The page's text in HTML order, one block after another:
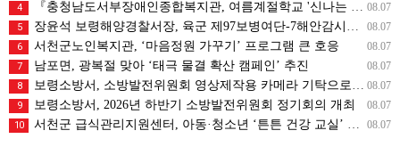
08.07
4 『충청남도서부장애인종합복지관, 여름계절학교 '신나는 여름탐험대' 성료』
08.07
5 장윤석 보령해양경찰서장, 육군 제97보병여단-7해안감시대대 방문… 밀입국 차단 공조 강화
08.07
6 서천군노인복지관, ‘마음정원 가꾸기’ 프로그램 큰 호응
08.07
7 남포면, 광복절 맞아 ‘태극 물결 확산 캠페인’ 추진
08.07
8 보령소방서, 소방발전위원회 영상제작용 카메라 기탁으로 영상 홍보 역량 강화
08.07
9 보령소방서, 2026년 하반기 소방발전위원회 정기회의 개최
08.07
10 서천군 급식관리지원센터, 아동·청소년 ‘튼튼 건강 교실’ 운영